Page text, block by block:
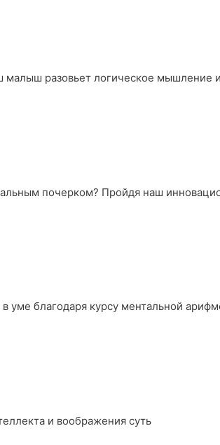
разовьет логическое мышление и
почерком? Пройдя наш
уме благодаря курсу ментальной
и воображения суть